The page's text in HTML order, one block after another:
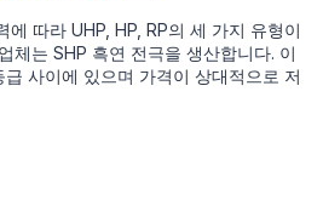
에 따라 UHP, HP, RP의 세 가지 유형이
체는 SHP 흑연 전극을 생산합니다. 이
사이에 있으며 가격이 상대적으로 저